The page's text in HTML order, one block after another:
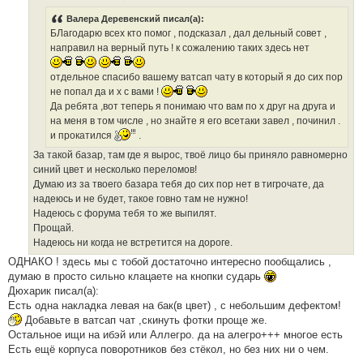
Валера Деревенский писал(а):
БЛагодарю всех кто помог , подсказал , дал дельный совет ,
направил на верный путь ! к сожалению таких здесь нет
отдельное спасибо вашему ватсап чату в который я до сих пор
не попал да и х с вами !
Да ребята ,вот теперь я понимаю что вам по х друг на друга и
на меня в том числе , но знайте я его всетаки завел , починил .
и прокатился
.
За такой базар, там где я вырос, твоё лицо бы приняло равномерно
синий цвет и несколько переломов!
Думаю из за твоего базара тебя до сих пор нет в тигрочате, да
надеюсь и не будет, такое говно там не нужно!
Надеюсь с форума тебя то же выпилят.
Прощай.
Надеюсь ни когда не встретится на дороге.
ОДНАКО ! здесь мы с тобой достаточно интересно пообщались ,
думаю в просто сильно клацаете на кнопки сударь
Дюхарик писал(а):
Есть одна накладка левая на бак(в цвет) , с небольшим дефектом!
Добавьте в ватсап чат ,скинуть фотки проще же.
Остальное ищи на ибэй или Аллегро. да на алегро+++ многое есть
Есть ещё корпуса поворотников без стёкол, но без них ни о чем.